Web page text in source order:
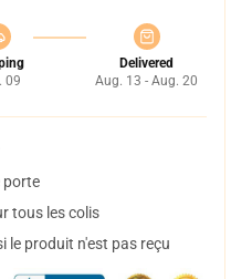
09
Delivered
Aug. 13 - Aug. 20
porte
tous les colis
le produit n'est pas reçu